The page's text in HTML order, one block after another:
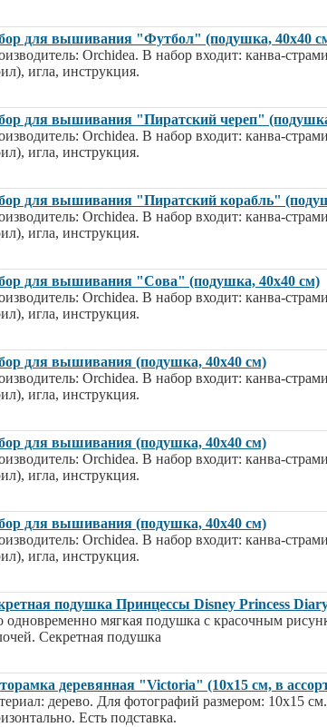
для вышивания "Футбол" (подушка, 40х40
Orchidea. В набор входит: канва-
игла, инструкция.
для вышивания "Пиратский череп"
Orchidea. В набор входит: канва-
игла, инструкция.
для вышивания "Пиратский корабль"
Orchidea. В набор входит: канва-
игла, инструкция.
для вышивания "Сова" (подушка, 40х40 см)
Orchidea. В набор входит: канва-
игла, инструкция.
для вышивания (подушка, 40х40 см)
Orchidea. В набор входит: канва-
игла, инструкция.
для вышивания (подушка, 40х40 см)
Orchidea. В набор входит: канва-
игла, инструкция.
для вышивания (подушка, 40х40 см)
Orchidea. В набор входит: канва-
игла, инструкция.
подушка Принцессы Disney Princess
одновременно мягкая подушка с красочным
Секретная подушка
деревянная "Victoria" (10х15 см, в
дерево. Для фотографий размером: 10х15
Есть подставка.